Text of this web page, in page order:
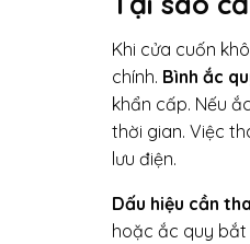
Khi cửa cuốn
chính. Bình ắc
khẩn cấp. Nếu
thời gian. Việc
lưu điện.
Dấu hiệu cần
hoặc ắc quy bắt